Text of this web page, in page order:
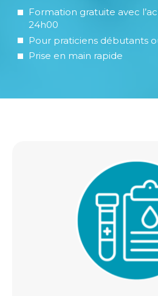
Formation gratuite avec
24h00
Pour praticiens débutants
Prise en main rapide